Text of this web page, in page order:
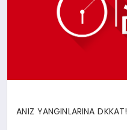
ANIZ YANGINLARINA DKKAT!